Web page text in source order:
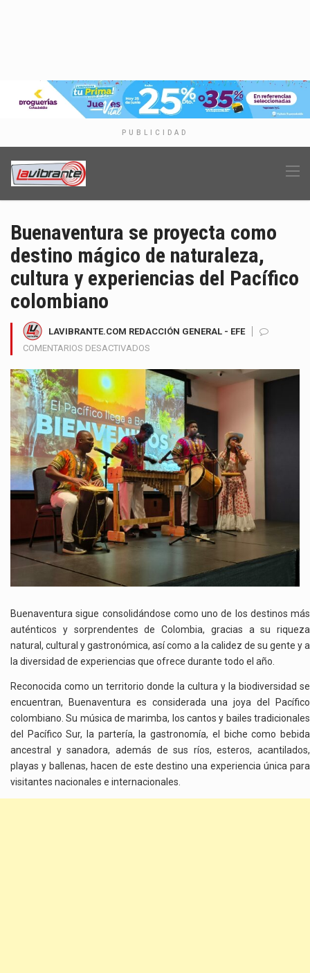
PUBLICIDAD
Buenaventura se proyecta como
destino mágico de naturaleza,
cultura y experiencias del Pacífico
colombiano
LAVIBRANTE.COM REDACCIÓN GENERAL - EFE
COMENTARIOS DESACTIVADOS
SE
PROYECTA
COMO
DESTINO
MÁGICO
DE
NATURALEZA,
CULTURA
Y
EXPERIENCIAS
DEL
PACÍFICO
Buenaventura sigue consolidándose como uno de los destinos más
auténticos y sorprendentes de Colombia, gracias a su riqueza
natural, cultural y gastronómica, así como a la calidez de su gente y a
la diversidad de experiencias que ofrece durante todo el año.
Reconocida como un territorio donde la cultura y la biodiversidad se
encuentran, Buenaventura es considerada una joya del Pacífico
colombiano. Su música de marimba, los cantos y bailes tradicionales
del Pacífico Sur, la partería, la gastronomía, el biche como bebida
ancestral y sanadora, además de sus ríos, esteros, acantilados,
playas y ballenas, hacen de este destino una experiencia única para
visitantes nacionales e internacionales.